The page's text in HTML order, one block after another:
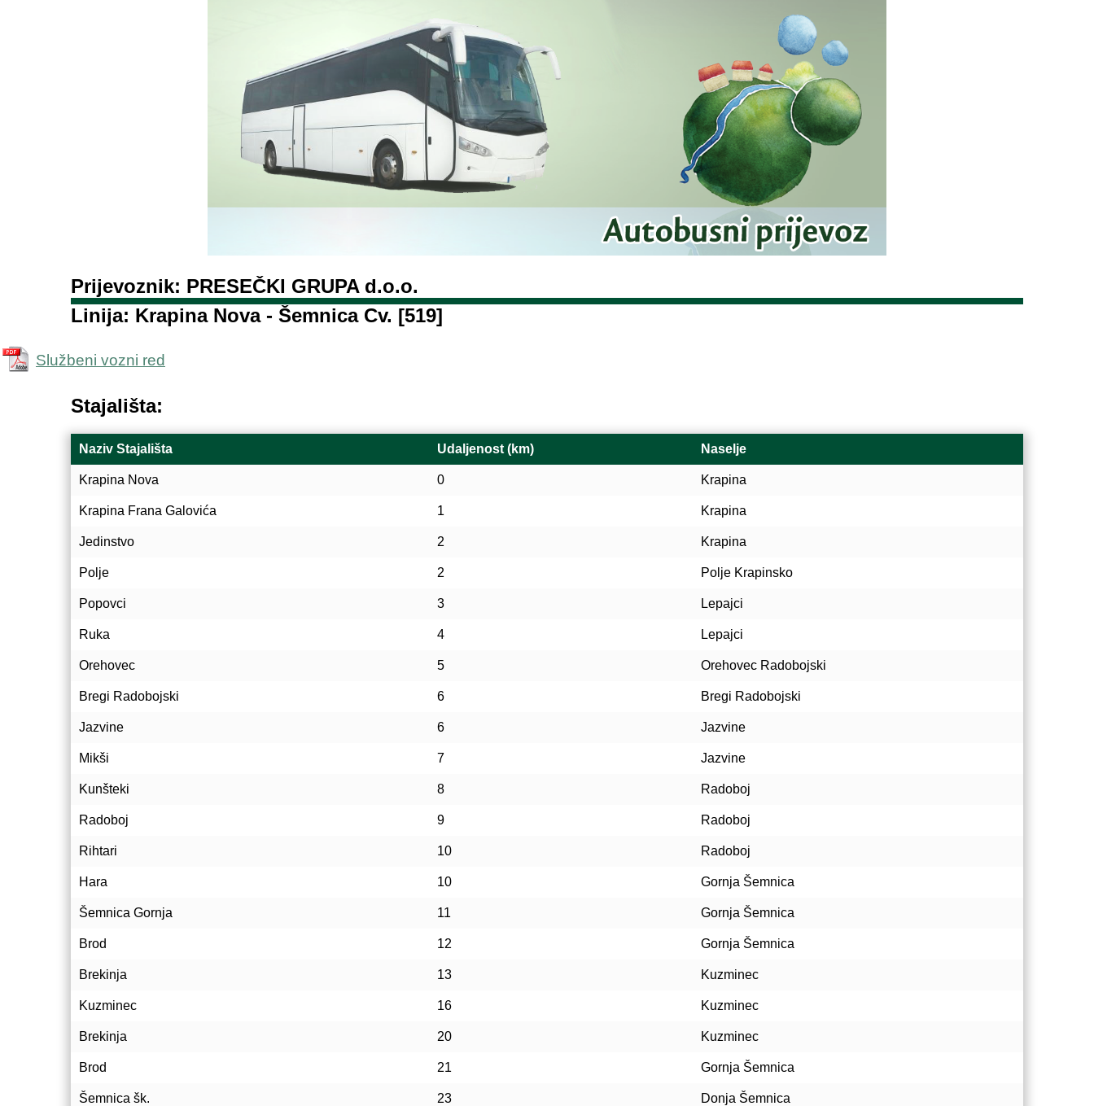
Prijevoznik: PRESEČKI GRUPA d.o.o.
Linija: Krapina Nova - Šemnica Cv. [519]
Službeni vozni red
Stajališta:
Naziv Stajališta Udaljenost (km) Naselje
Krapina Nova 0 Krapina
Krapina Frana Galovića 1 Krapina
Jedinstvo 2 Krapina
Polje 2 Polje Krapinsko
Popovci 3 Lepajci
Ruka 4 Lepajci
Orehovec 5 Orehovec Radobojski
Bregi Radobojski 6 Bregi Radobojski
Jazvine 6 Jazvine
Mikši 7 Jazvine
Kunšteki 8 Radoboj
Radoboj 9 Radoboj
Rihtari 10 Radoboj
Hara 10 Gornja Šemnica
Šemnica Gornja 11 Gornja Šemnica
Brod 12 Gornja Šemnica
Brekinja 13 Kuzminec
Kuzminec 16 Kuzminec
Brekinja 20 Kuzminec
Brod 21 Gornja Šemnica
Šemnica šk. 23 Donja Šemnica